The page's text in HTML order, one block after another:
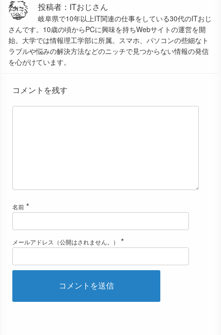
投稿者：ITおじさん
岐阜県で10年以上IT関連の仕事をしている30代のITおじ
さんです。10歳の頃からPCに興味を持ちWebサイトの運営を開
始。大学では情報理工学部に所属。スマホ、パソコンの些細なト
ラブルや悩みの解決方法などのニッチで見つからない情報の発信
を心がけています。
コメントを残す
名前 *
メールアドレス（公開はされません。） *